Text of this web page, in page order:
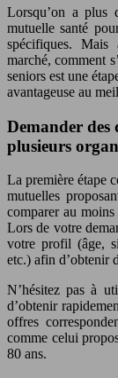
Lorsqu’on a plus
mutuelle santé
spécifiques.
marché, comment
seniors est une
avantageuse au
Demander des
plusieurs
La première étape
mutuelles
comparer au
Lors de votre
votre profil (âge,
etc.) afin d’obtenir
N’hésitez pas à
d’obtenir
offres
comme celui
80 ans.